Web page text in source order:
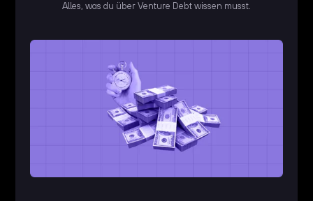
Alles, was du über Venture Debt wissen musst.